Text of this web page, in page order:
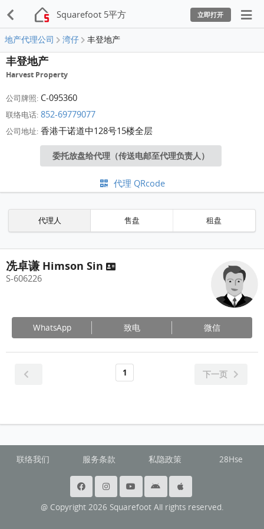
Squarefoot 5平方 立即打开
地产代理公司 湾仔 丰登地产
丰登地产
Harvest Property
公司牌照:C-095360
联络电话: 852-69779077
公司地址:香港干诺道中128号15楼全层
委托放盘给代理（传送电邮至代理负责人）
代理 QRcode
代理人 售盘 租盘
冼卓谦 Himson Sin
S-606226
WhatsApp 致电 微信
1 下一页
联络我们 服务条款 私隐政策 28Hse
@ Copyright 2026 Squarefoot All rights reserved.